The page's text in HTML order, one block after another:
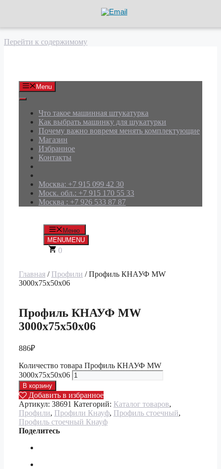
Перейти к содержимому
Menu
Что такое машинная штукатурка
Как выбрать машинку для шукатурки
Почему важно вовремя менять комплектующие
Магазин
Избранное
Контакты
Москва: +7 915 099 42 30
Моск. обл.: +7 915 170 55 33
Москва : +7 926 533 87 87
Меню
MENUMENU
0
Главная / Профили / Профиль КНАУФ MW
3000х75х50х06
Профиль КНАУФ MW
3000х75х50х06
886₽
Количество товара Профиль КНАУФ MW
3000х75х50х06
В корзину
Добавить в избранное
Артикул: 38691 Категорий: Каталог товаров,
Профили, Профили Кнауф, Профиль стоечный,
Профиль стоечный Кнауф
Поделитесь